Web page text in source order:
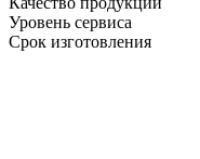
Уровень сервиса
Срок изготовления